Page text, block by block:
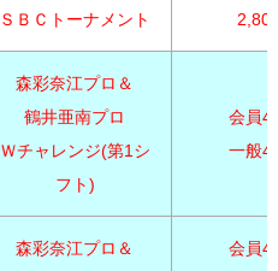
ＳＢＣトーナメント
森彩奈江プロ＆
鶴井亜南プロ
Ｗチャレンジ(第1シ
フト)
会員
一般
森彩奈江プロ＆
会員